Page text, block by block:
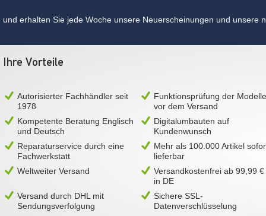
und erhalten Sie jede Woche unsere Neuerscheinungen und unsere
Ihre Vorteile
Autorisierter Fachhändler seit
1978
Funktionsprüfung der Modelle
vor dem Versand
Kompetente Beratung Englisch
und Deutsch
Digitalumbauten auf
Kundenwunsch
Reparaturservice durch eine
Fachwerkstatt
Mehr als 100.000 Artikel
lieferbar
Weltweiter Versand
Versandkostenfrei ab 99,99 €
in DE
Versand durch DHL mit
Sendungsverfolgung
Sichere SSL-
Datenverschlüsselung